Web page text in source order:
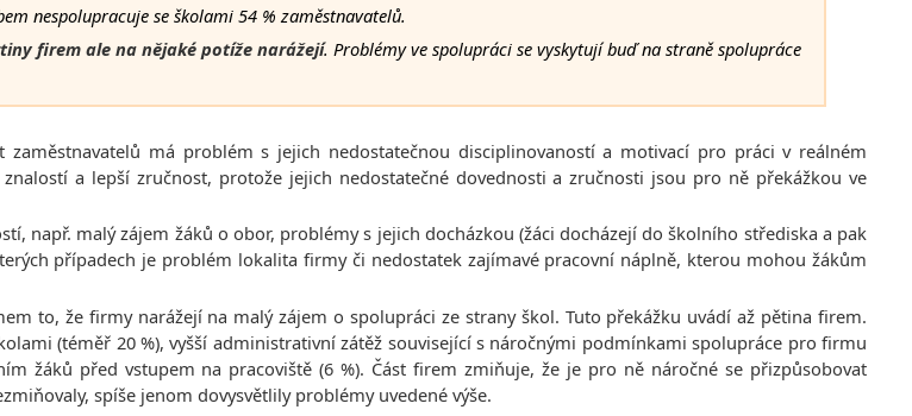
nespolupracuje se školami 54 % zaměstnavatelů.
firem ale na nějaké potíže narážejí. Problémy ve spolupráci se vyskytují buď na straně spolupráce
zaměstnavatelů má problém s jejich nedostatečnou disciplinovaností a motivací pro práci v reálném
a lepší zručnost, protože jejich nedostatečné dovednosti a zručnosti jsou pro ně překážkou ve
např. malý zájem žáků o obor, problémy s jejich docházkou (žáci docházejí do školního střediska a pak
případech je problém lokalita firmy či nedostatek zajímavé pracovní náplně, kterou mohou žákům
to, že firmy narážejí na malý zájem o spolupráci ze strany škol. Tuto překážku uvádí až pětina firem.
(téměř 20 %), vyšší administrativní zátěž související s náročnými podmínkami spolupráce pro firmu
žáků před vstupem na pracoviště (6 %). Část firem zmiňuje, že je pro ně náročné se přizpůsobovat
spíše jenom dovysvětlily problémy uvedené výše.